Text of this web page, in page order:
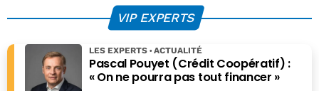
VIP EXPERTS
Pascal Pouyet (Crédit Coopératif) :
« On ne pourra pas tout financer »
LES EXPERTS ACTUALITÉ